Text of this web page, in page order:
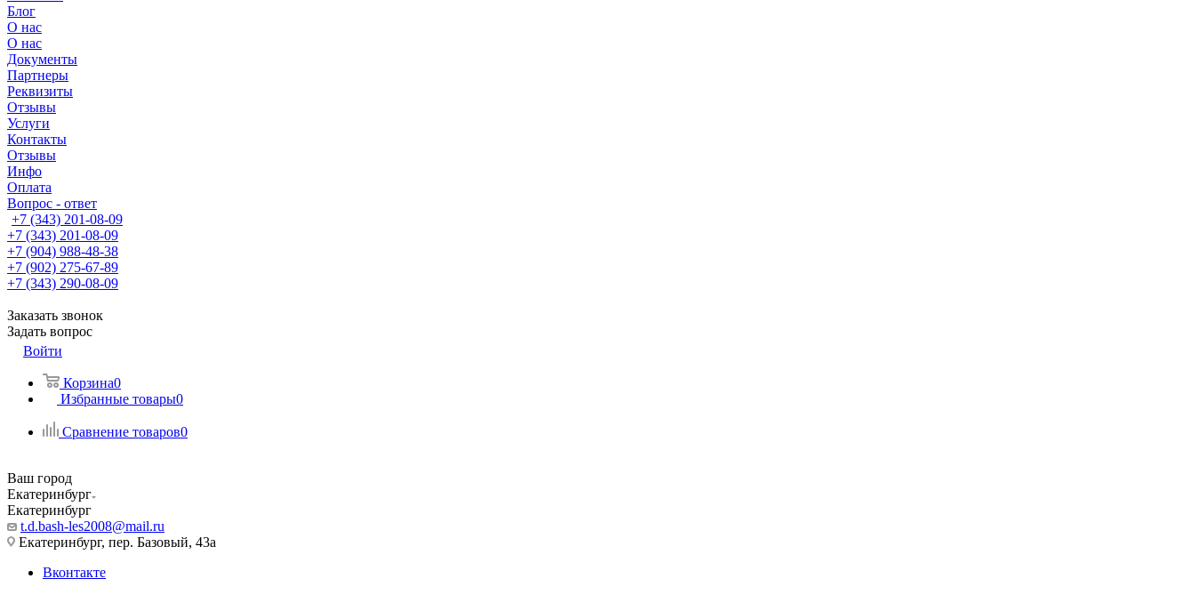
Блог
О нас
О нас
Документы
Партнеры
Реквизиты
Отзывы
Услуги
Контакты
Отзывы
Инфо
Оплата
Вопрос - ответ
+7 (343) 201-08-09
+7 (343) 201-08-09
+7 (904) 988-48-38
+7 (902) 275-67-89
+7 (343) 290-08-09
Заказать звонок
Задать вопрос
Войти
Корзина0
Избранные товары0
Сравнение товаров0
Ваш город
Екатеринбург
Екатеринбург
t.d.bash-les2008@mail.ru
Екатеринбург, пер. Базовый, 43а
Вконтакте